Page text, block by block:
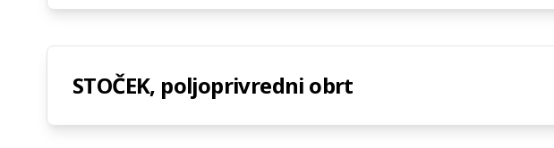
STOČEK, poljoprivredni obrt